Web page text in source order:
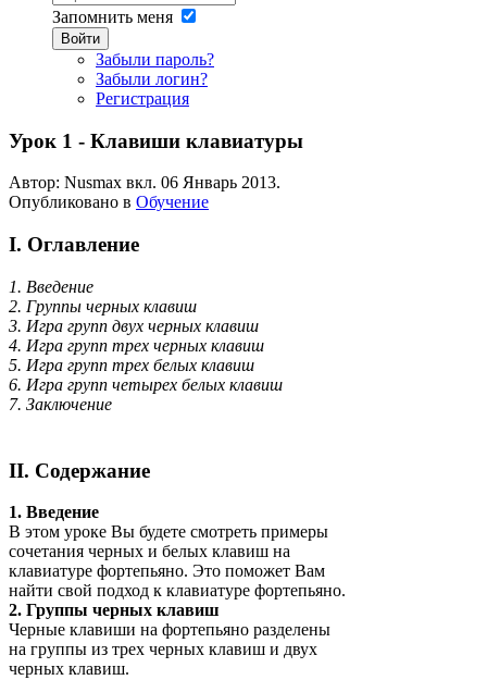
Запомнить меня
Войти
Забыли пароль?
Забыли логин?
Регистрация
Урок 1 - Клавиши клавиатуры
Автор: Nusmax вкл. 06 Январь 2013.
Опубликовано в Обучение
I. Оглавление
1. Введение
2. Группы черных клавиш
3. Игра групп двух черных клавиш
4. Игра групп трех черных клавиш
5. Игра групп трех белых клавиш
6. Игра групп четырех белых клавиш
7. Заключение
II. Содержание
1. Введение
В этом уроке Вы будете смотреть примеры
сочетания черных и белых клавиш на
клавиатуре фортепьяно. Это поможет Вам
найти свой подход к клавиатуре фортепьяно.
2. Группы черных клавиш
Черные клавиши на фортепьяно разделены
на группы из трех черных клавиш и двух
черных клавиш.